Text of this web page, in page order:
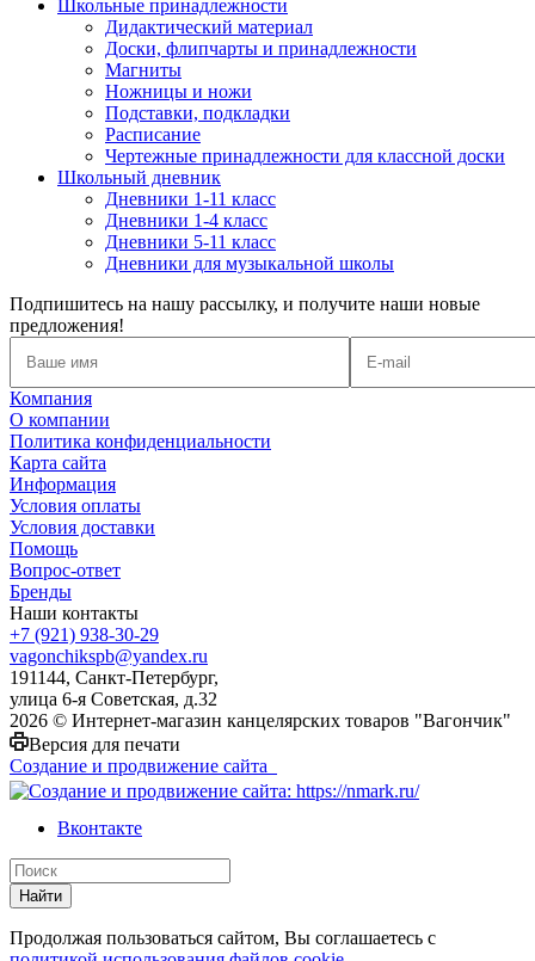
Школьные принадлежности
Дидактический материал
Доски, флипчарты и принадлежности
Магниты
Ножницы и ножи
Подставки, подкладки
Расписание
Чертежные принадлежности для классной доски
Школьный дневник
Дневники 1-11 класс
Дневники 1-4 класс
Дневники 5-11 класс
Дневники для музыкальной школы
Подпишитесь на нашу рассылку, и получите наши новые
предложения!
Компания
О компании
Политика конфиденциальности
Карта сайта
Информация
Условия оплаты
Условия доставки
Помощь
Вопрос-ответ
Бренды
Наши контакты
+7 (921) 938-30-29
vagonchikspb@yandex.ru
191144, Санкт-Петербург,
улица 6-я Советская, д.32
2026 © Интернет-магазин канцелярских товаров "Вагончик"
Версия для печати
Создание и продвижение сайта
Вконтакте
Найти
Продолжая пользоваться сайтом, Вы соглашаетесь с